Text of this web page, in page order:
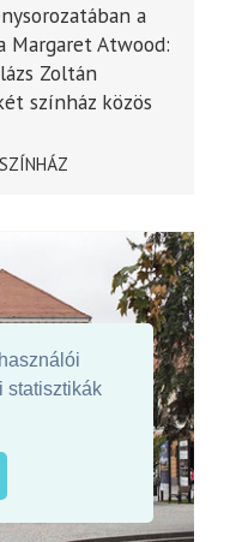
statisztikák
a
Margaret Atwood:
Zoltán
színház közös